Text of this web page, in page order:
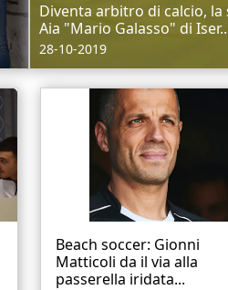
Diventa arbitro di calcio, la
Aia "Mario Galasso" di
28-10-2019
Beach soccer: Gionni
Matticoli da il via alla
passerella iridata...